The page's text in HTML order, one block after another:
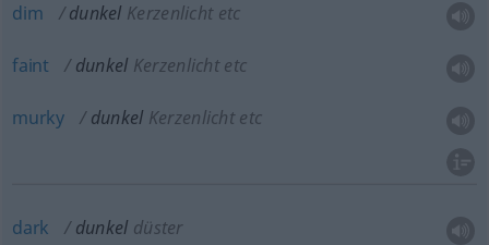
dim dunkel Kerzenlicht etc
faint dunkel Kerzenlicht etc
murky dunkel Kerzenlicht etc
dark dunkel düster